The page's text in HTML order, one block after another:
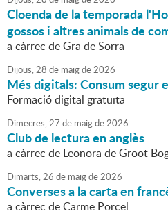
Cloenda de la temporada
gossos i altres animals de
a càrrec de Gra de Sorra
Dijous,28 de maigde2026
Més digitals: Consum segur
Formació digital gratuïta
Dimecres,27 de maigde2026
Club de lectura en anglès
a càrrec de Leonora de Groot
Dimarts,26 de maigde2026
Converses a la carta en
a càrrec de Carme Porcel